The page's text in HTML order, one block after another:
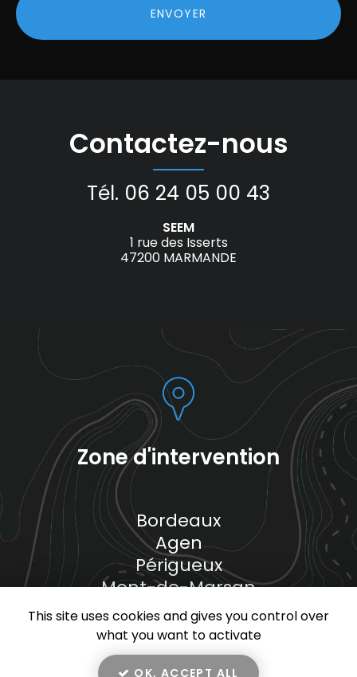
*
ENVOYER
Contactez-nous
Tél. 06 24 05 00 43
SEEM
1 rue des Isserts
47200 MARMANDE
Zone d'intervention
Bordeaux
Agen
Périgueux
Mont-de-Marsan
Et le secteur…
This site uses cookies and gives you control over
what you want to activate
OK, ACCEPT ALL